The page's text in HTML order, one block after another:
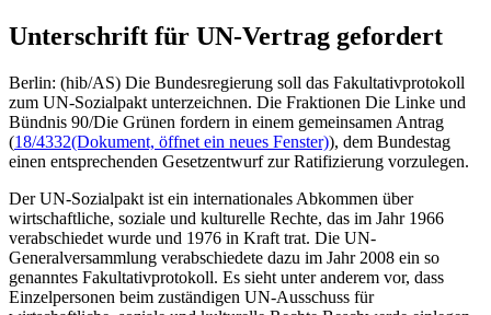
Unterschrift für UN-Vertrag gefordert
Berlin: (hib/AS) Die Bundesregierung soll das Fakultativprotokoll
zum UN-Sozialpakt unterzeichnen. Die Fraktionen Die Linke und
Bündnis 90/Die Grünen fordern in einem gemeinsamen Antrag
(18/4332(Dokument, öffnet ein neues Fenster)), dem Bundestag
einen entsprechenden Gesetzentwurf zur Ratifizierung vorzulegen.
Der UN-Sozialpakt ist ein internationales Abkommen über
wirtschaftliche, soziale und kulturelle Rechte, das im Jahr 1966
verabschiedet wurde und 1976 in Kraft trat. Die UN-
Generalversammlung verabschiedete dazu im Jahr 2008 ein so
genanntes Fakultativprotokoll. Es sieht unter anderem vor, dass
Einzelpersonen beim zuständigen UN-Ausschuss für